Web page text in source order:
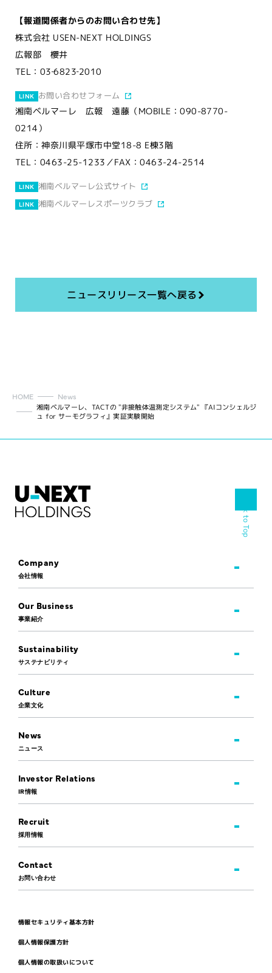
【報道関係者からのお問い合わせ先】
株式会社 USEN-NEXT HOLDINGS
広報部 櫻井
TEL：03‐6823‐2010
LINK お問い合わせフォーム
湘南ベルマーレ 広報 遠藤（MOBILE：090-8770-
0214）
住所：神奈川県平塚市中堂18-8 E棟3階
TEL：0463-25-1233／FAX：0463-24-2514
LINK 湘南ベルマーレ公式サイト
LINK 湘南ベルマーレスポーツクラブ
ニュースリリース一覧へ戻る
HOME News
湘南ベルマーレ、TACTの "非接触体温測定システム" 『AIコンシェルジ
ュ for サーモグラフィ』実証実験開始
Company
会社情報
Our Business
事業紹介
Sustainability
サステナビリティ
Culture
企業文化
News
ニュース
Investor Relations
IR情報
Recruit
採用情報
Contact
お問い合わせ
情報セキュリティ基本方針
個人情報保護方針
個人情報の取扱いについて
Back to Top